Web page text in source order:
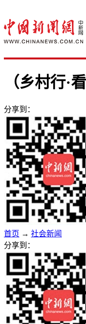
（乡村行·
分享到：
首页 → 社会新闻
分享到：